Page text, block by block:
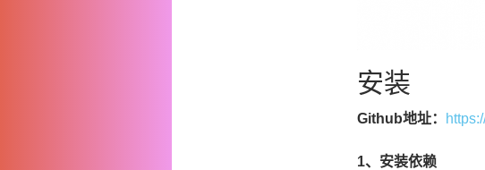
安装
Github地址：
1、安装依赖